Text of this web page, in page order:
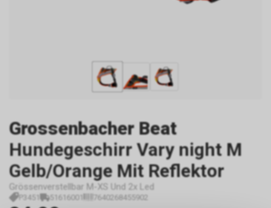
Grossenbacher Beat
Hundegeschirr Vary night M
Gelb/Orange Mit Reflektor
Grössenverstellbar M-XS Und 2x Led
P3451 51616001 7640268455902